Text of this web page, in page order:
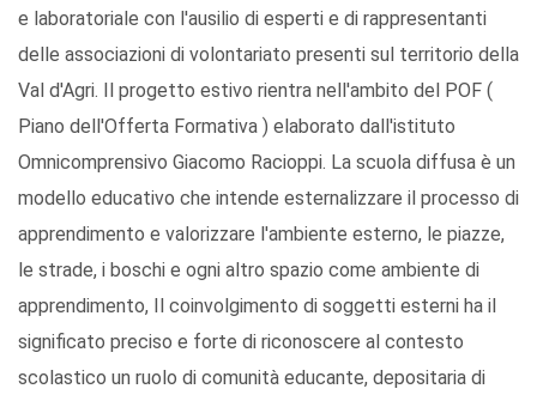
e laboratoriale con l'ausilio di esperti e di rappresentanti
delle associazioni di volontariato presenti sul territorio della
Val d'Agri. Il progetto estivo rientra nell'ambito del POF (
Piano dell'Offerta Formativa ) elaborato dall'istituto
Omnicomprensivo Giacomo Racioppi. La scuola diffusa è un
modello educativo che intende esternalizzare il processo di
apprendimento e valorizzare l'ambiente esterno, le piazze,
le strade, i boschi e ogni altro spazio come ambiente di
apprendimento, Il coinvolgimento di soggetti esterni ha il
significato preciso e forte di riconoscere al contesto
scolastico un ruolo di comunità educante, depositaria di